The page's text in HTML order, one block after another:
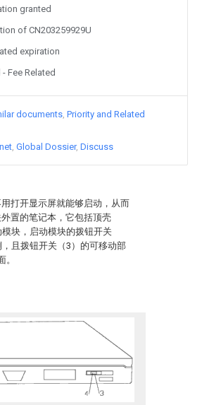
打开显示屏就能够启动，从而
置的笔记本，它包括顶壳
模块，启动模块的拨钮开关
，且拨钮开关（3）的可移动部
granted
of CN203259929U
expiration
Fee Related
documents Priority and Related
Global Dossier Discuss